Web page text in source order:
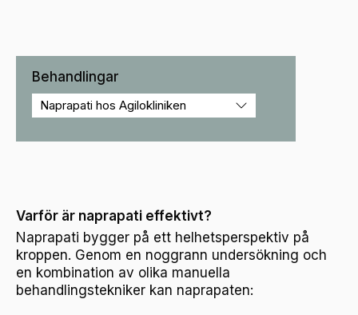
Behandlingar
Varför är naprapati effektivt?
Naprapati bygger på ett helhetsperspektiv på
kroppen. Genom en noggrann undersökning och
en kombination av olika manuella
behandlingstekniker kan naprapaten: